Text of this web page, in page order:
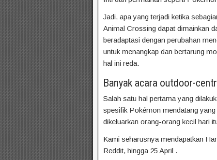
Jadi, apa yang terjadi ketika
Animal Crossing dapat dimainkan
beradaptasi dengan perubahan
untuk menangkap dan bertarung
hal ini reda.
Banyak acara outdoor-
Salah satu hal pertama yang
spesifik Pokémon mendatang
dikeluarkan orang-orang kecil hari
Kami seharusnya mendapatkan
Reddit, hingga 25 April .